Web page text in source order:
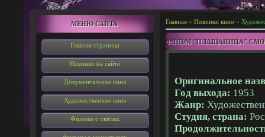
МЕНЮ САЙТА
Главная страница
Новинки на сайте
Документальное кино
Художественное кино
Фильмы о святых
Главная » Новинки кино »
ФИЛЬМ "ПЛАЩАНИЦА"
Оригинальное
Год выхода: 1953
Жанр:
Студия, страна: